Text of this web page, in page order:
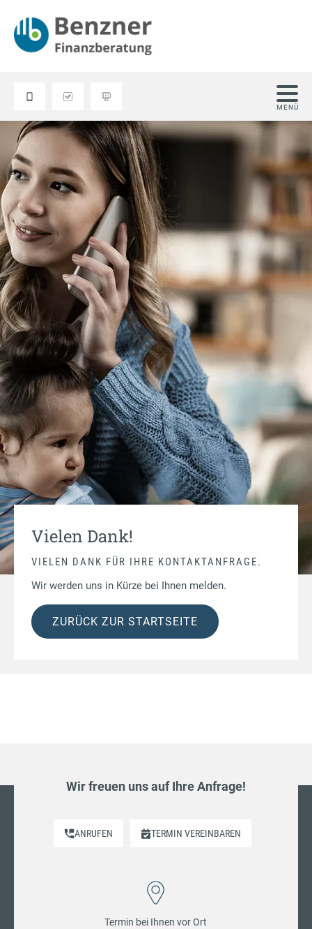
Vielen Dank!
VIELEN DANK FÜR IHRE KONTAKTANFRAGE.
Wir werden uns in Kürze bei Ihnen melden.
ZURÜCK ZUR STARTSEITE
Wir freuen uns auf Ihre Anfrage!
ANRUFEN TERMIN VEREINBAREN
Termin bei Ihnen vor Ort